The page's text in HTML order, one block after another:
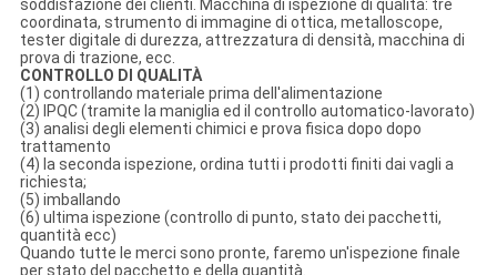
soddisfazione dei clienti. Macchina di ispezione di qualità: tre
coordinata, strumento di immagine di ottica, metalloscope,
tester digitale di durezza, attrezzatura di densità, macchina di
prova di trazione, ecc.
CONTROLLO DI QUALITÀ
(1) controllando materiale prima dell'alimentazione
(2) IPQC (tramite la maniglia ed il controllo automatico-lavorato)
(3) analisi degli elementi chimici e prova fisica dopo dopo
trattamento
(4) la seconda ispezione, ordina tutti i prodotti finiti dai vagli a
richiesta;
(5) imballando
(6) ultima ispezione (controllo di punto, stato dei pacchetti,
quantità ecc)
Quando tutte le merci sono pronte, faremo un'ispezione finale
per stato del pacchetto e della quantità.